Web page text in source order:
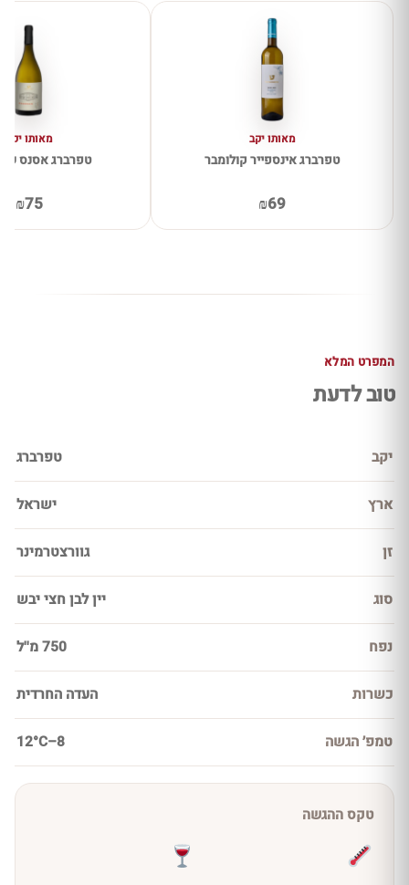
מאותו יקב
טפרברג אינספייר קולומבר
₪69
מאותו יקב
טפרברג אסנס
₪75
המפרט המלא
טוב לדעת
יקב טפרברג
ארץ ישראל
זן גוורצטרמינר
סוג יין לבן חצי יבש
נפח 750 מ''ל
כשרות העדה החרדית
טמפ׳ הגשה 8–12°C
טקס ההגשה